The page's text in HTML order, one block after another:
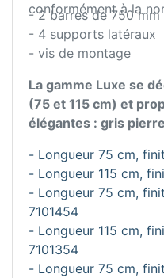
conformément à la
- 2 barres de 750 mm
- 4 supports latéraux
- vis de montage
La gamme Luxe se
(75 et 115 cm) et
élégantes : gris
- Longueur 75 cm,
- Longueur 115 cm,
- Longueur 75 cm,
7101454
- Longueur 115 cm,
7101354
- Longueur 75 cm,